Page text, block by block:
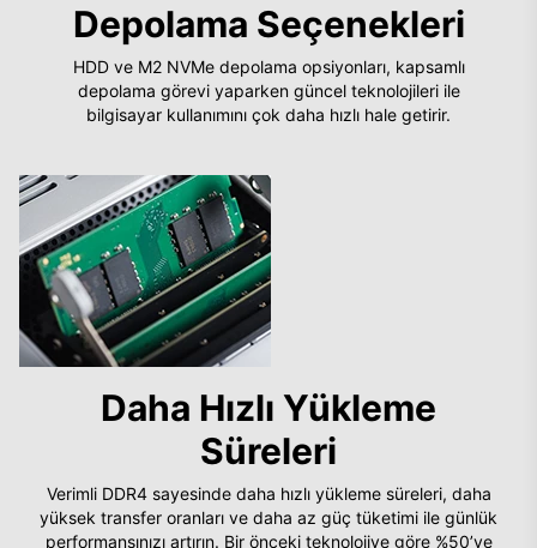
Depolama Seçenekleri
HDD ve M2 NVMe depolama opsiyonları, kapsamlı
depolama görevi yaparken güncel teknolojileri ile
bilgisayar kullanımını çok daha hızlı hale getirir.
Daha Hızlı Yükleme
Süreleri
Verimli DDR4 sayesinde daha hızlı yükleme süreleri, daha
yüksek transfer oranları ve daha az güç tüketimi ile günlük
performansınızı artırın. Bir önceki teknolojiye göre %50’ye